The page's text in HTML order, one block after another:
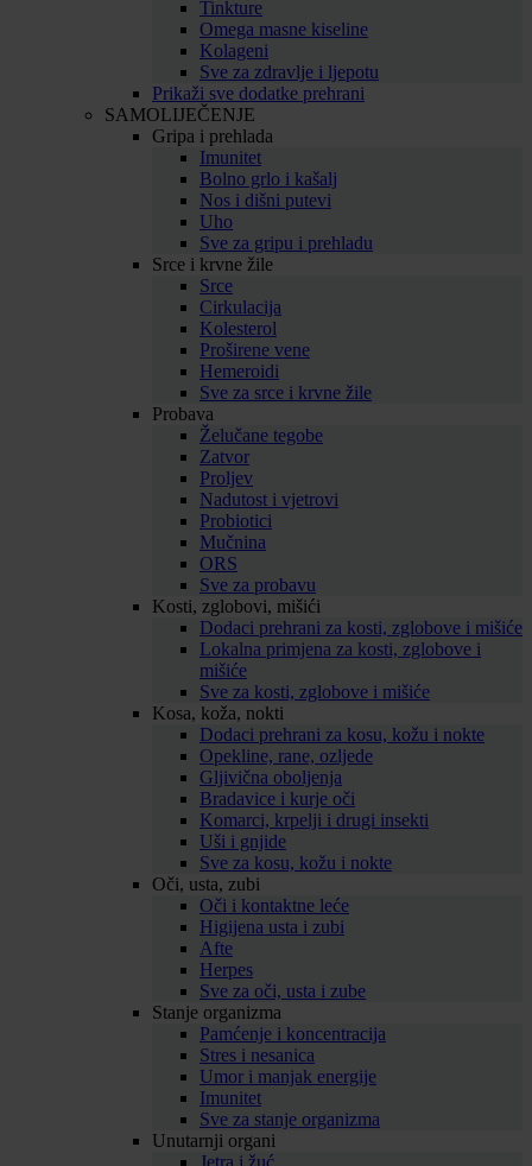
Tinkture
Omega masne kiseline
Kolageni
Sve za zdravlje i ljepotu
Prikaži sve dodatke prehrani
SAMOLIJEČENJE
Gripa i prehlada
Imunitet
Bolno grlo i kašalj
Nos i dišni putevi
Uho
Sve za gripu i prehladu
Srce i krvne žile
Srce
Cirkulacija
Kolesterol
Proširene vene
Hemeroidi
Sve za srce i krvne žile
Probava
Želučane tegobe
Zatvor
Proljev
Nadutost i vjetrovi
Probiotici
Mučnina
ORS
Sve za probavu
Kosti, zglobovi, mišići
Dodaci prehrani za kosti, zglobove i mišiće
Lokalna primjena za kosti, zglobove i
mišiće
Sve za kosti, zglobove i mišiće
Kosa, koža, nokti
Dodaci prehrani za kosu, kožu i nokte
Opekline, rane, ozljede
Gljivična oboljenja
Bradavice i kurje oči
Komarci, krpelji i drugi insekti
Uši i gnjide
Sve za kosu, kožu i nokte
Oči, usta, zubi
Oči i kontaktne leće
Higijena usta i zubi
Afte
Herpes
Sve za oči, usta i zube
Stanje organizma
Pamćenje i koncentracija
Stres i nesanica
Umor i manjak energije
Imunitet
Sve za stanje organizma
Unutarnji organi
Jetra i žuć